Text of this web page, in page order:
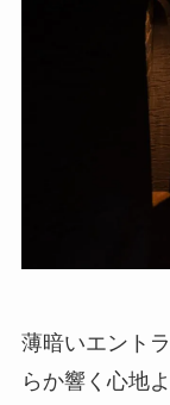
薄暗いエント
らか響く心地